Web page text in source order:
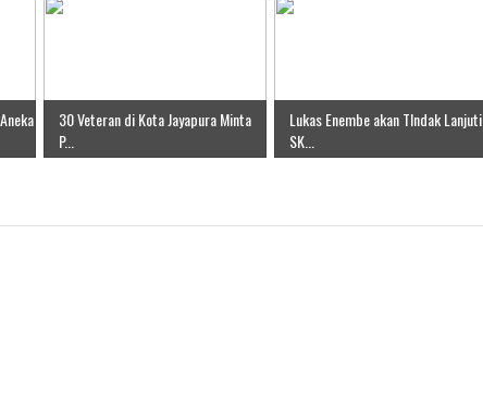
30 Veteran di Kota Jayapura Minta
P...
Lukas Enembe akan TIndak Lanjuti
SK...